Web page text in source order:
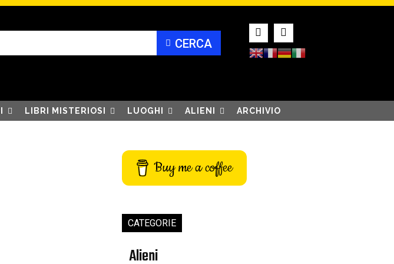
CERCA
LIBRI MISTERIOSI LUOGHI ALIENI ARCHIVIO
Buy me a coffee
CATEGORIE
Alieni